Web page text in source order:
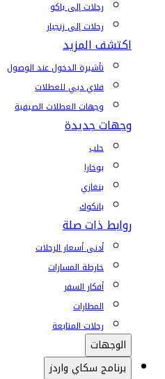
رحلات إلى باكو
رحلات إلى زنجبار
اكتشف المزيد
تأشيرة الدخول عند الوصول
فلاي دبي للعطلات
وجهات العطلات الصيفية
وجهات جديدة
حلب
بوخارا
بنغازي
بانكوك
روابط ذات صلة
أدنى أسعار الرحلات
خارطة المسارات
أفكار السفر
المطارات
رحلات المتابعة
الوجهات
برنامج سكاي واردز